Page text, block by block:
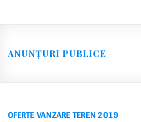
ANUNȚURI PUBLICE
OFERTE VANZARE TEREN 2019